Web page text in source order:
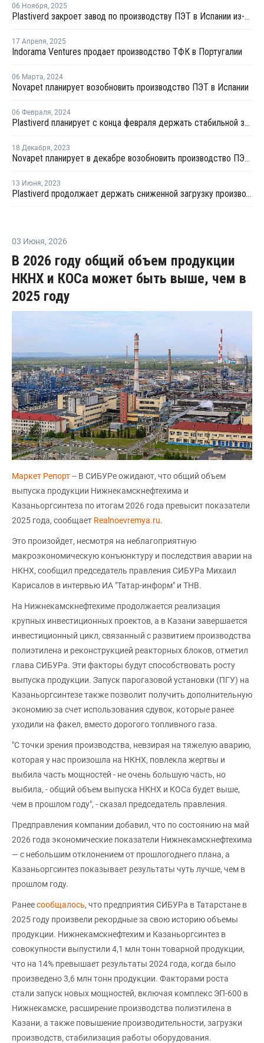
06 Ноября, 2025
Plastiverd закроет завод по производству ПЭТ в Испании из-за высоких издержек и дешевого импорта
17 Апреля, 2025
Indorama Ventures продает производство ТФК в Португалии
06 Марта, 2024
Novapet планирует возобновить производство ПЭТ в Испании
06 Февраля, 2024
Plastiverd планирует с конца февраля держать стабильной загрузку производства ПЭТ в Испании
18 Декабря, 2023
Novapet планирует в декабре возобновить производство ПЭТ в Испании
13 Июня, 2023
Plastiverd продолжает держать сниженной загрузку производства ПЭТ в Испании
03 Июня, 2026
В 2026 году общий объем продукции
НКНХ и КОСа может быть выше, чем в
2025 году
Маркет Репорт-- В СИБУРе ожидают, что общий объем
выпуска продукции Нижнекамскнефтехима и
Казаньоргсинтеза по итогам 2026 года превысит показатели
2025 года, сообщает Realnoevremya.ru.
Это произойдет, несмотря на неблагоприятную
макроэкономическую конъюнктуру и последствия аварии на
НКНХ, сообщил председатель правления СИБУРа Михаил
Карисалов в интервью ИА "Татар-информ" и ТНВ.
На Нижнекамскнефтехиме продолжается реализация
крупных инвестиционных проектов, а в Казани завершается
инвестиционный цикл, связанный с развитием производства
полиэтилена и реконструкцией реакторных блоков, отметил
глава СИБУРа. Эти факторы будут способствовать росту
выпуска продукции. Запуск парогазовой установки (ПГУ) на
Казаньоргсинтезе также позволит получить дополнительную
экономию за счет использования сдувок, которые ранее
уходили на факел, вместо дорогого топливного газа.
"С точки зрения производства, невзирая на тяжелую аварию,
которая у нас произошла на НКНХ, повлекла жертвы и
выбила часть мощностей - не очень большую часть, но
выбила, - общий объем выпуска НКНХ и КОСа будет выше,
чем в прошлом году", - сказал председатель правления.
Предправления компании добавил, что по состоянию на май
2026 года экономические показатели Нижнекамскнефтехима
— с небольшим отклонением от прошлогоднего плана, а
Казаньоргсинтез показывает результаты чуть лучше, чем в
прошлом году.
Ранеесообщалось, что предприятия СИБУРа в Татарстане в
2025 году произвели рекордные за свою историю объемы
продукции. Нижнекамскнефтехим и Казаньоргсинтез в
совокупности выпустили 4,1 млн тонн товарной продукции,
что на 14% превышает результаты 2024 года, когда было
произведено 3,6 млн тонн продукции. Факторами роста
стали запуск новых мощностей, включая комплекс ЭП-600 в
Нижнекамске, расширение производства полиэтилена в
Казани, а также повышение производительности, загрузки
производств, стабилизация работы оборудования.